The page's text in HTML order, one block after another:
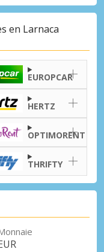
eLink
en Larnaca
EUROPCAR
HERTZ
OPTIMORENT
THRIFTY